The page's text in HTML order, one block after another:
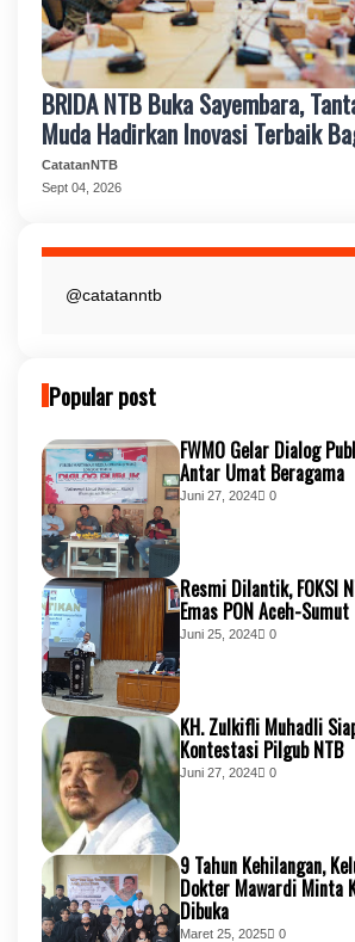
BRIDA NTB Buka Sayembara,
Muda Hadirkan Inovasi Terbaik
CatatanNTB
Sept 04, 2026
@catatanntb
Popular post
FWMO Gelar Dialog
Antar Umat Beragama
Juni 27, 2024 0
Resmi Dilantik, FOKSI
Emas PON Aceh-Sumut
Juni 25, 2024 0
KH. Zulkifli Muhadli
Kontestasi Pilgub NTB
Juni 27, 2024 0
9 Tahun Kehilangan,
Dokter Mawardi Minta
Dibuka
Maret 25, 2025 0